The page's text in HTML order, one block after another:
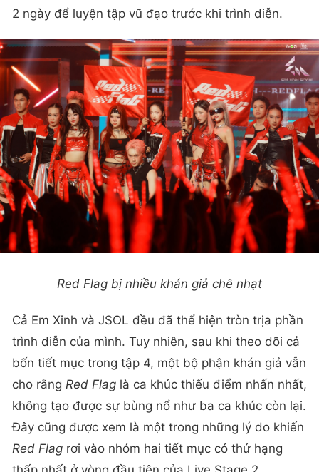
2 ngày để luyện tập vũ đạo trước khi trình diễn.
Red Flag bị nhiều khán giả chê nhạt
Cả Em Xinh và JSOL đều đã thể hiện tròn trịa phần
trình diễn của mình. Tuy nhiên, sau khi theo dõi cả
bốn tiết mục trong tập 4, một bộ phận khán giả vẫn
cho rằng Red Flag là ca khúc thiếu điểm nhấn nhất,
không tạo được sự bùng nổ như ba ca khúc còn lại.
Đây cũng được xem là một trong những lý do khiến
Red Flag rơi vào nhóm hai tiết mục có thứ hạng